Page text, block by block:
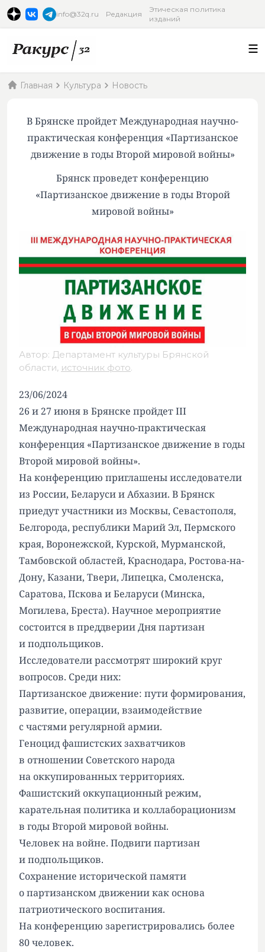
info@32q.ru Редакция
Этическая политика
изданий
Главная Культура Новость
В Брянске пройдет Международная научно-
практическая конференция «Партизанское
движение в годы Второй мировой войны»
Брянск проведет конференцию
«Партизанское движение в годы Второй
мировой войны»
Автор: Департамент культуры Брянской
области, источник фото.
23/06/2024
26 и 27 июня в Брянске пройдет III
Международная научно-практическая
конференция «Партизанское движение в годы
Второй мировой войны».
На конференцию приглашены исследователи
из России, Беларуси и Абхазии. В Брянск
приедут участники из Москвы, Севастополя,
Белгорода, республики Марий Эл, Пермского
края, Воронежской, Курской, Мурманской,
Тамбовской областей, Краснодара, Ростова-на-
Дону, Казани, Твери, Липецка, Смоленска,
Саратова, Пскова и Беларуси (Минска,
Могилева, Бреста). Научное мероприятие
состоится в преддверии Дня партизан
и подпольщиков.
Исследователи рассмотрят широкий круг
вопросов. Среди них:
Партизанское движение: пути формирования,
развитие, операции, взаимодействие
с частями регулярной армии.
Геноцид фашистских захватчиков
в отношении Советского народа
на оккупированных территориях.
Фашистский оккупационный режим,
карательная политика и коллаборационизм
в годы Второй мировой войны.
Человек на войне. Подвиги партизан
и подпольщиков.
Сохранение исторической памяти
о партизанском движении как основа
патриотического воспитания.
На конференцию зарегистрировались более
80 человек.